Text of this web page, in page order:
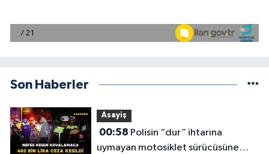
Son Haberler
Asayiş
00:58
uymayan motosiklet sürücüsüne